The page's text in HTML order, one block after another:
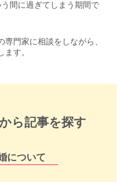
間に過ぎてしまう期間で
門家に相談をしながら、
す。
ら記事を探す
について